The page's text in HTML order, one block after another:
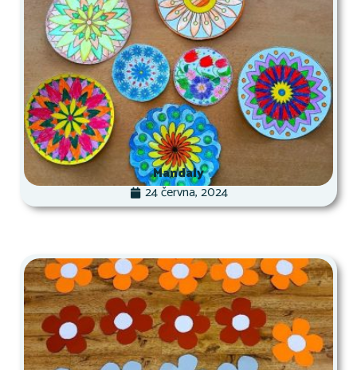
Mandaly
24 června, 2024